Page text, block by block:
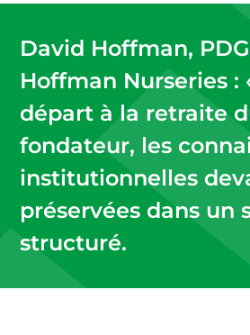
David Hoffman,
Hoffman Nurseries :
départ à la retraite
fondateur, les
institutionnelles
préservées dans un
structuré.